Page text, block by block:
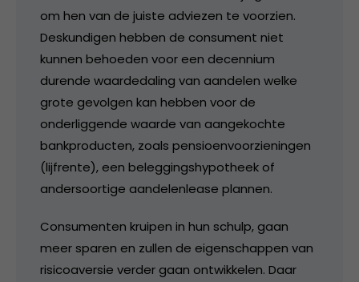
om hen van de juiste adviezen te voorzien.
Deskundigen hebben de consument niet
kunnen behoeden voor een decennium
durende waardedaling van aandelen welke
grote gevolgen kan hebben voor de
onderliggende waarde van aangekochte
bankproducten, zoals pensioenvoorzieningen
(lijfrente), een beleggingshypotheek of
andersoortige aandelenlease plannen.
Consumenten kruipen in hun schulp, gaan
meer sparen en zullen de eigenschappen van
risicoaversie verder gaan ontwikkelen. Daar